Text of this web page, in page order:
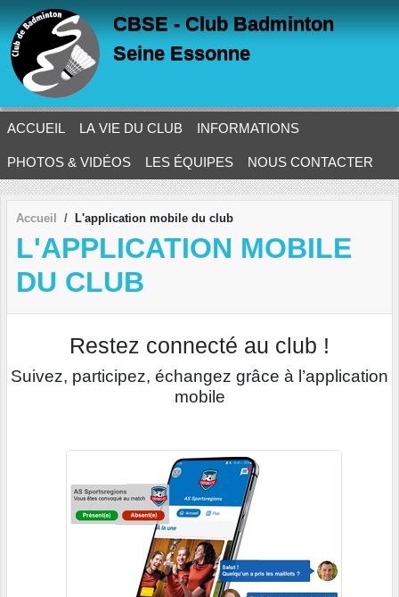
CBSE - Club Badminton
Seine Essonne
ACCUEIL LA VIE DU CLUB INFORMATIONS
PHOTOS & VIDÉOS LES ÉQUIPES NOUS CONTACTER
Accueil L'application mobile du club
L'APPLICATION MOBILE
DU CLUB
Restez connecté au club !
Suivez, participez, échangez grâce à l’application
mobile
Panneau de gestion des cookies